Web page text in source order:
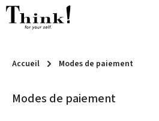
Passer au contenu principal
Accueil Modes de paiement
Modes de paiement